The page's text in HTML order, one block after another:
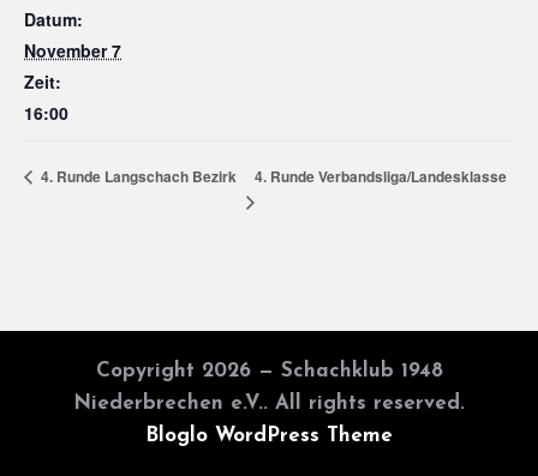
Datum:
November 7
Zeit:
16:00
4. Runde Langschach Bezirk 4. Runde Verbandsliga/Landesklasse
Copyright 2026 — Schachklub 1948
Niederbrechen e.V.. All rights reserved.
Bloglo WordPress Theme